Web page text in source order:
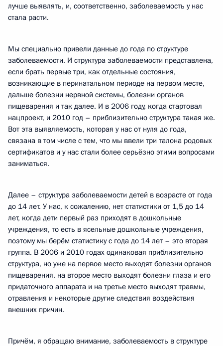
лучше выявлять, и, соответственно, заболеваемость у нас
стала расти.
Мы специально привели данные до года по структуре
заболеваемости. И структура заболеваемости представлена,
если брать первые три, как отдельные состояния,
возникающие в перинатальном периоде на первом месте,
дальше болезни нервной системы, болезни органов
пищеварения и так далее. И в 2006 году, когда стартовал
нацпроект, и 2010 год – приблизительно структура такая же.
Вот эта выявляемость, которая у нас от нуля до года,
связана в том числе с тем, что мы ввели три талона родовых
сертификатов и у нас стали более серьёзно этими вопросами
заниматься.
Далее – структура заболеваемости детей в возрасте от года
до 14 лет. У нас, к сожалению, нет статистики от 1,5 до 14
лет, когда дети первый раз приходят в дошкольные
учреждения, то есть в ясельные дошкольные учреждения,
поэтому мы берём статистику с года до 14 лет – это вторая
группа. В 2006 и 2010 годах одинаковая приблизительно
структура, но уже на первое место выходят болезни органов
пищеварения, на второе место выходят болезни глаза и его
придаточного аппарата и на третье место выходят травмы,
отравления и некоторые другие следствия воздействия
внешних причин.
Причём, я обращаю внимание, заболеваемость в структуре